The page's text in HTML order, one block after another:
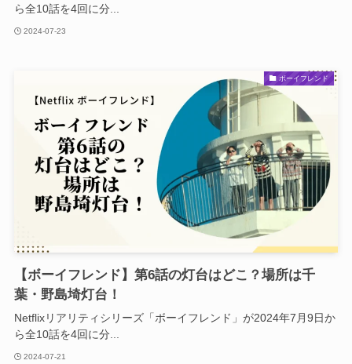
ら全10話を4回に分...
2024-07-23
ボーイフレンド
【ボーイフレンド】第6話の灯台はどこ？場所は千
葉・野島埼灯台！
Netflixリアリティシリーズ「ボーイフレンド」が2024年7月9日か
ら全10話を4回に分...
2024-07-21